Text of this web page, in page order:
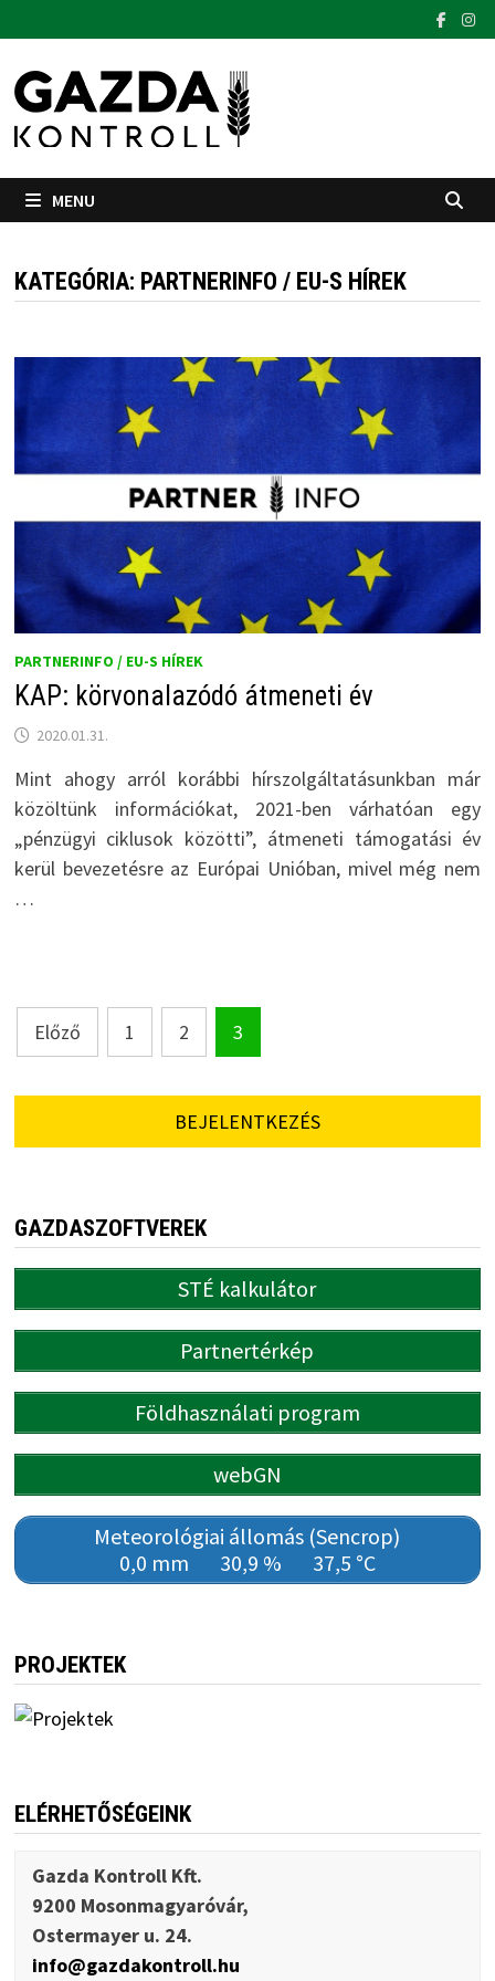
to
content
MENU
KATEGÓRIA: PARTNERINFO / EU-S HÍREK
PARTNERINFO / EU-S HÍREK
KAP: körvonalazódó átmeneti év
2020.01.31.
Mint ahogy arról korábbi hírszolgáltatásunkban már
közöltünk információkat, 2021-ben várhatóan egy
„pénzügyi ciklusok közötti”, átmeneti támogatási év
kerül bevezetésre az Európai Unióban, mivel még nem
…
Bejegyzések
lapozása
Előző 1 2 3
BEJELENTKEZÉS
GAZDASZOFTVEREK
STÉ kalkulátor
Partnertérkép
Földhasználati program
webGN
Meteorológiai állomás (Sencrop)
0,0 mm
30,9 % 37,5 °C
PROJEKTEK
ELÉRHETŐSÉGEINK
Gazda Kontroll Kft.
9200 Mosonmagyaróvár,
Ostermayer u. 24.
info@gazdakontroll.hu